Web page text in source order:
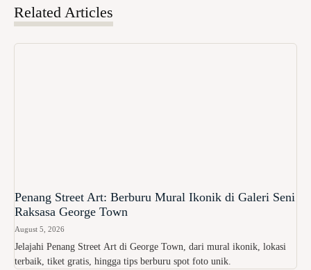
Related Articles
Penang Street Art: Berburu Mural Ikonik di Galeri Seni
Raksasa George Town
August 5, 2026
Jelajahi Penang Street Art di George Town, dari mural ikonik, lokasi
terbaik, tiket gratis, hingga tips berburu spot foto unik.